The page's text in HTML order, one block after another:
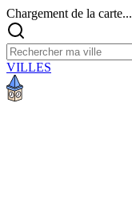
Chargement de la carte...
VILLES